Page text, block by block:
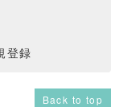
登録
Back to top